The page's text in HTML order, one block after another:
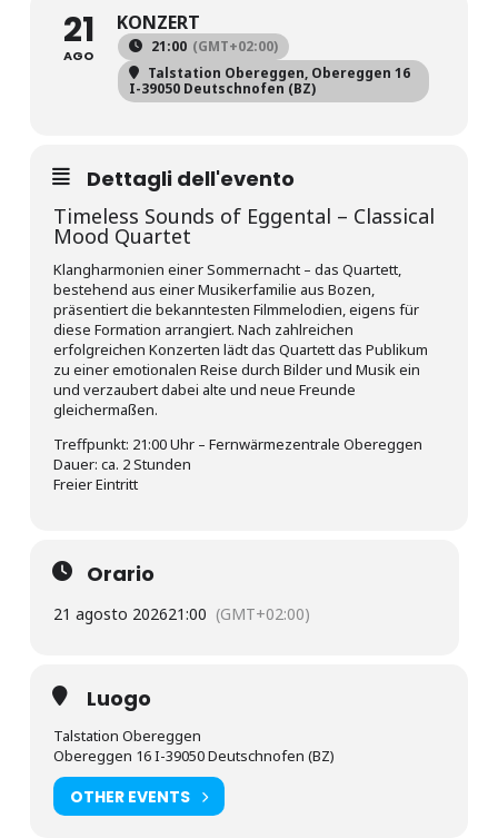
21
AGO
KONZERT
21:00 (GMT+02:00)
Talstation Obereggen, Obereggen 16
I-39050 Deutschnofen (BZ)
Dettagli dell'evento
Timeless Sounds of Eggental – Classical
Mood Quartet
Klangharmonien einer Sommernacht – das Quartett,
bestehend aus einer Musikerfamilie aus Bozen,
präsentiert die bekanntesten Filmmelodien, eigens für
diese Formation arrangiert. Nach zahlreichen
erfolgreichen Konzerten lädt das Quartett das Publikum
zu einer emotionalen Reise durch Bilder und Musik ein
und verzaubert dabei alte und neue Freunde
gleichermaßen.
Treffpunkt: 21:00 Uhr – Fernwärmezentrale Obereggen
Dauer: ca. 2 Stunden
Freier Eintritt
Orario
21 agosto 202621:00 (GMT+02:00)
Luogo
Talstation Obereggen
Obereggen 16 I-39050 Deutschnofen (BZ)
OTHER EVENTS